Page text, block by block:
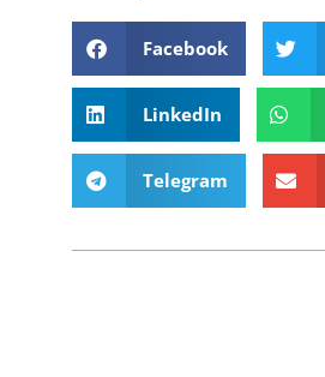
Facebook
LinkedIn
Telegram